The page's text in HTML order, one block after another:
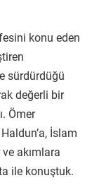
konu eden
sürdürdüğü
değerli bir
Ömer
İslam
akımlara
ile konuştuk.